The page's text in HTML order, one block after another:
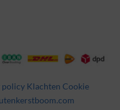
policy Klachten Cookie